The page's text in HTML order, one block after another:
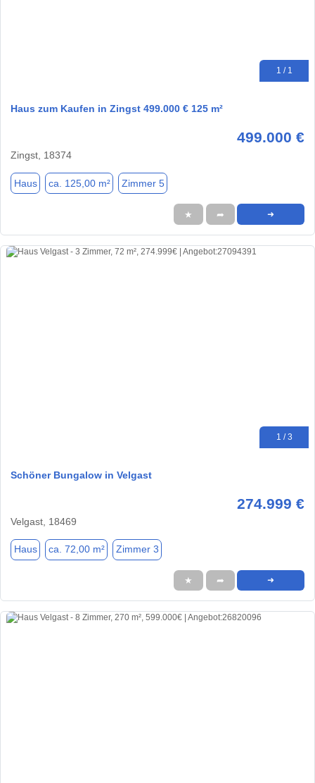
1 / 1
Haus zum Kaufen in Zingst 499.000 € 125 m²
499.000 €
Zingst, 18374
Haus ca. 125,00 m² Zimmer 5
★ ➦ ➜
1 / 3
Schöner Bungalow in Velgast
274.999 €
Velgast, 18469
Haus ca. 72,00 m² Zimmer 3
★ ➦ ➜